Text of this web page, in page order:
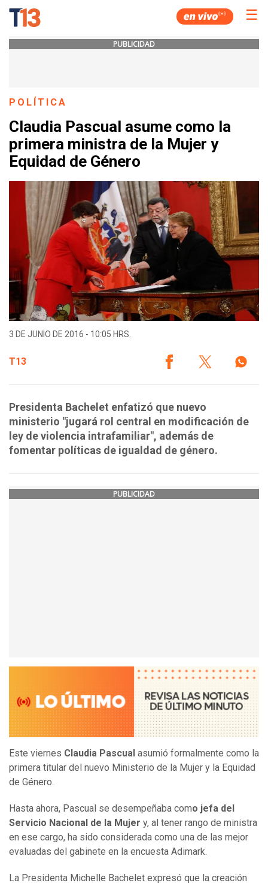
☰
PUBLICIDAD
POLÍTICA
Claudia Pascual asume como la
primera ministra de la Mujer y
Equidad de Género
3 DE JUNIO DE 2016 - 10:05 HRS.
T13
Presidenta Bachelet enfatizó que nuevo
ministerio "jugará rol central en modificación de
ley de violencia intrafamiliar", además de
fomentar políticas de igualdad de género.
PUBLICIDAD
Este viernes Claudia Pascual asumió formalmente como la
primera titular del nuevo Ministerio de la Mujer y la Equidad
de Género.
Hasta ahora, Pascual se desempeñaba como jefa del
Servicio Nacional de la Mujer y, al tener rango de ministra
en ese cargo, ha sido considerada como una de las mejor
evaluadas del gabinete en la encuesta Adimark.
La Presidenta Michelle Bachelet expresó que la creación